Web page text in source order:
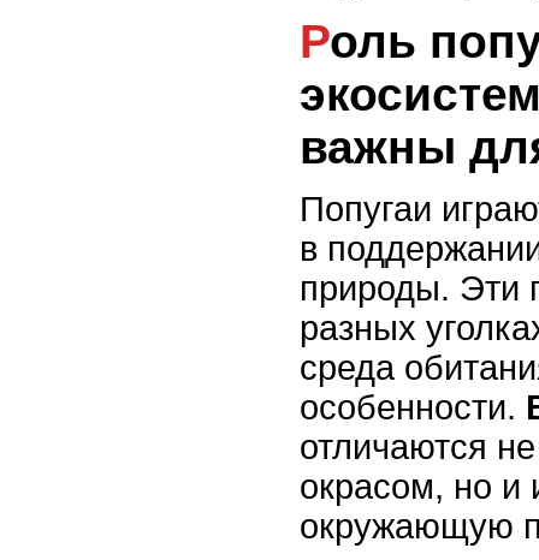
Роль попугаев в
важны
Попугаи
в
природы. Эти
разных
среда
особенности.
отличаются
окрасом, но и
окружающую